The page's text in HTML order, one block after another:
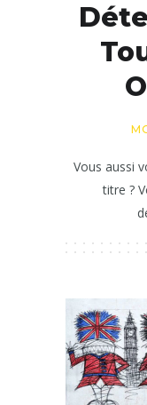
Vous aussi
titre ?